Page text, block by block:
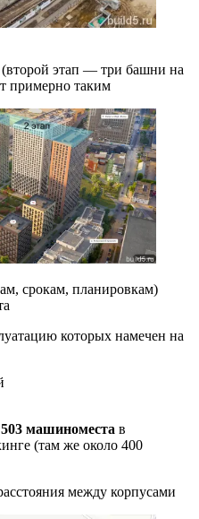
(второй этап — три башни на
примерно таким
срокам, планировкам)
которых намечен на
машиноместа в
(там же около 400
между корпусами